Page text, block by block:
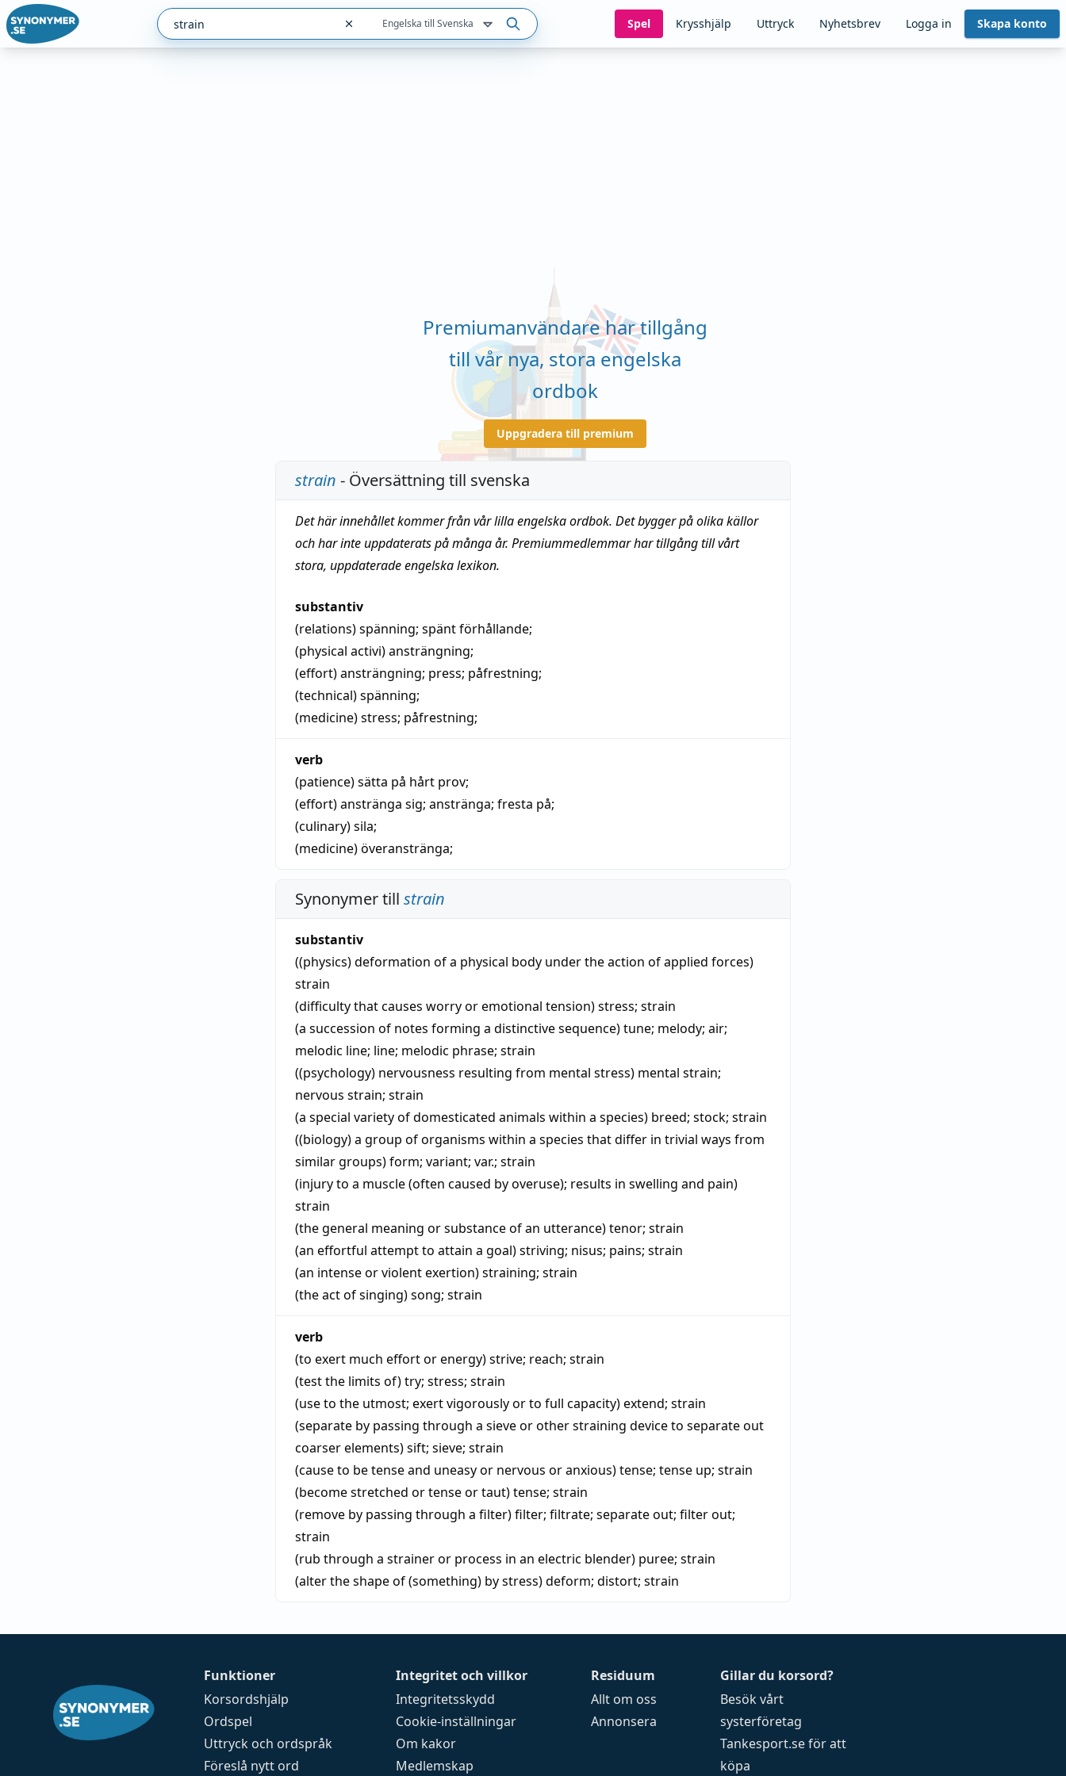
Engelska till Svenska Spel Krysshjälp Uttryck Nyhetsbrev Logga in Skapa konto
Premiumanvändare har tillgång
till vår nya, stora engelska
ordbok
Uppgradera till premium
strain - Översättning till svenska
Det här innehållet kommer från vår lilla engelska ordbok. Det bygger på olika källor
och har inte uppdaterats på många år. Premiummedlemmar har tillgång till vårt
stora, uppdaterade engelska lexikon.
substantiv
(relations)spänning; spänt förhållande;
(physical activi)ansträngning;
(effort)ansträngning; press; påfrestning;
(technical)spänning;
(medicine)stress; påfrestning;
verb
(patience)sätta på hårt prov;
(effort)anstränga sig; anstränga; fresta på;
(culinary)sila;
(medicine)överanstränga;
Synonymer till strain
substantiv
((physics) deformation of a physical body under the action of applied forces)
strain
(difficulty that causes worry or emotional tension)stress; strain
(a succession of notes forming a distinctive sequence)tune; melody; air;
melodic line; line; melodic phrase; strain
((psychology) nervousness resulting from mental stress) mental strain;
nervous strain; strain
(a special variety of domesticated animals within a species) breed; stock; strain
((biology) a group of organisms within a species that differ in trivial ways from
similar groups)form; variant; var.; strain
(injury to a muscle (often caused by overuse); results in swelling and pain)
strain
(the general meaning or substance of an utterance)tenor; strain
(an effortful attempt to attain a goal)striving; nisus; pains; strain
(an intense or violent exertion)straining; strain
(the act of singing)song; strain
verb
(to exert much effort or energy)strive; reach; strain
(test the limits of)try; stress; strain
(use to the utmost; exert vigorously or to full capacity)extend; strain
(separate by passing through a sieve or other straining device to separate out
coarser elements)sift; sieve; strain
(cause to be tense and uneasy or nervous or anxious)tense; tense up; strain
(become stretched or tense or taut)tense; strain
(remove by passing through a filter)filter; filtrate; separate out; filter out;
strain
(rub through a strainer or process in an electric blender) puree; strain
(alter the shape of (something) by stress)deform; distort; strain
Funktioner
Korsordshjälp
Ordspel
Uttryck och ordspråk
Föreslå nytt ord
Integritet och villkor
Integritetsskydd
Cookie-inställningar
Om kakor
Medlemskap
Residuum
Allt om oss
Annonsera
Gillar du korsord?
Besök vårt
systerföretag
Tankesport.seför att
köpa